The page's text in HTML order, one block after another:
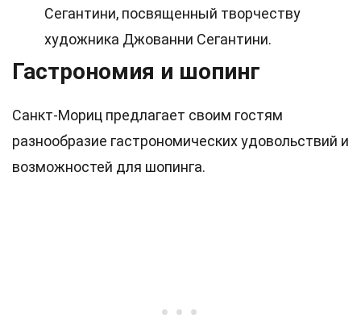
Сегантини, посвященный творчеству
художника Джованни Сегантини.
Гастрономия и шопинг
Санкт-Мориц предлагает своим гостям
разнообразие гастрономических удовольствий и
возможностей для шопинга.